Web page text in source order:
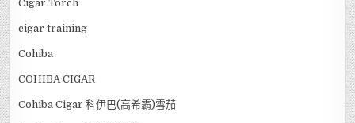
Cigar Torch
cigar training
Cohiba
COHIBA CIGAR
Cohiba Cigar 科伊巴(高希霸)雪茄